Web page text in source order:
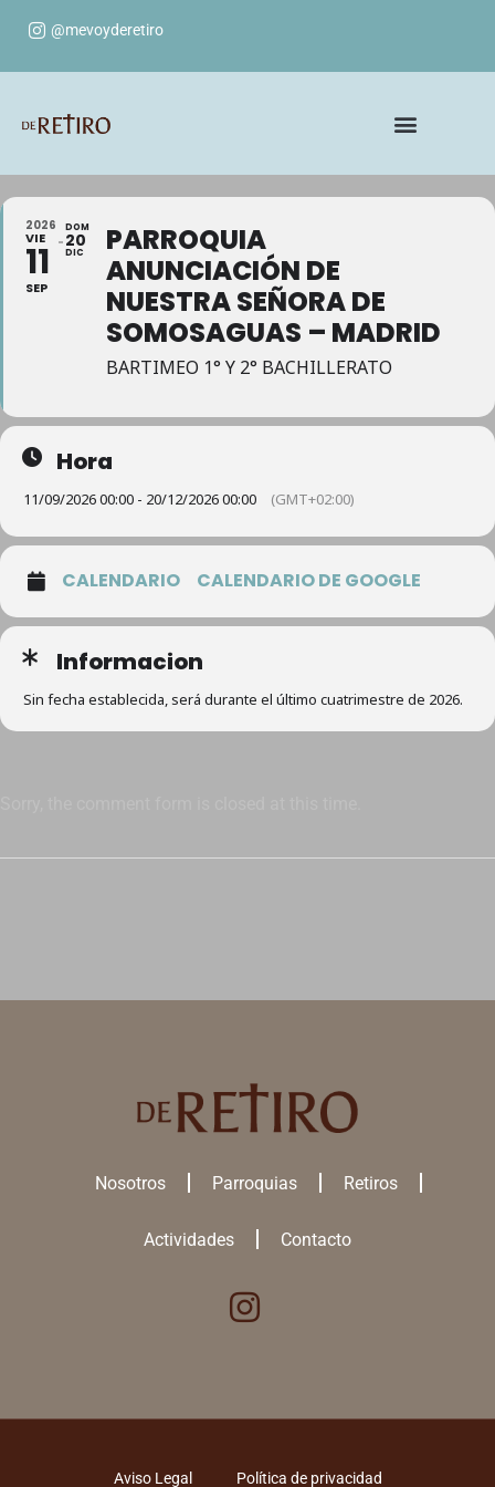
@mevoyderetiro
2026
VIE
11
SEP
DOM
20
DIC
PARROQUIA
ANUNCIACIÓN DE
NUESTRA SEÑORA DE
SOMOSAGUAS – MADRID
BARTIMEO 1° Y 2° BACHILLERATO
Hora
11/09/2026 00:00 - 20/12/2026 00:00 (GMT+02:00)
CALENDARIO CALENDARIO DE GOOGLE
Informacion
Sin fecha establecida, será durante el último cuatrimestre de 2026.
Nosotros Parroquias Retiros
Actividades Contacto
Aviso Legal Política de privacidad